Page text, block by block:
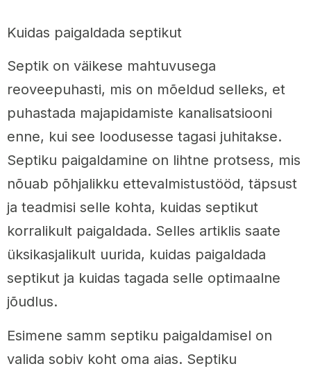
Kuidas paigaldada septikut
Septik on väikese mahtuvusega
reoveepuhasti, mis on mõeldud selleks, et
puhastada majapidamiste kanalisatsiooni
enne, kui see loodusesse tagasi juhitakse.
Septiku paigaldamine on lihtne protsess, mis
nõuab põhjalikku ettevalmistustööd, täpsust
ja teadmisi selle kohta, kuidas septikut
korralikult paigaldada. Selles artiklis saate
üksikasjalikult uurida, kuidas paigaldada
septikut ja kuidas tagada selle optimaalne
jõudlus.
Esimene samm septiku paigaldamisel on
valida sobiv koht oma aias. Septiku